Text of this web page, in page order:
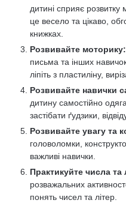
дитині сприяє розвитку
це весело та цікаво,
книжках.
Розвивайте моторику:
письма та інших
ліпіть з пластиліну,
Розвивайте навички
дитину самостійно
застібати ґудзики,
Розвивайте увагу та
головоломки,
важливі навички.
Практикуйте числа та
розважальних
понять чисел та літер.